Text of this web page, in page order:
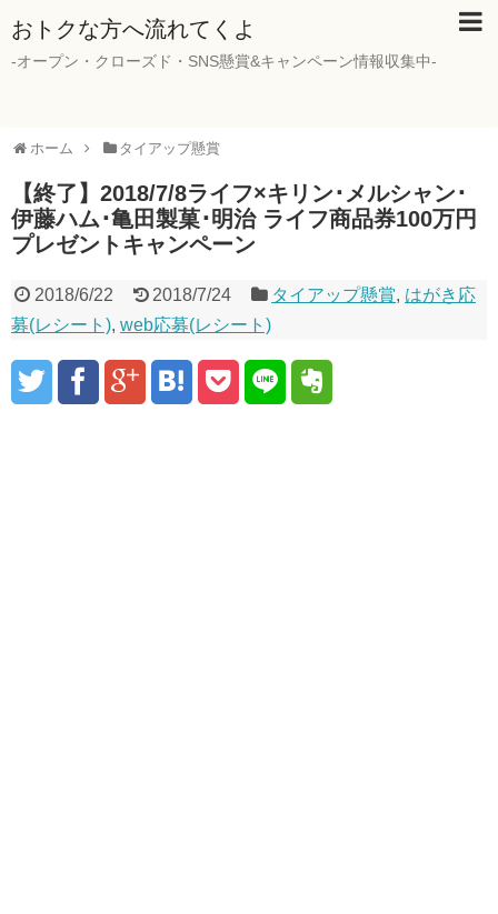
おトクな方へ流れてくよ
-オープン・クローズド・SNS懸賞&キャンペーン情報収集中-
ホーム タイアップ懸賞
【終了】2018/7/8ライフ×キリン･メルシャン･
伊藤ハム･亀田製菓･明治 ライフ商品券100万円
プレゼントキャンペーン
2018/6/22 2018/7/24 タイアップ懸賞, はがき応
募(レシート), web応募(レシート)